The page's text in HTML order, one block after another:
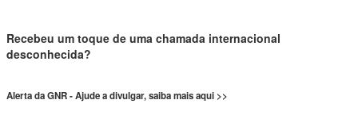
Recebeu um toque de uma chamada internacional
desconhecida?
Alerta da GNR - Ajude a divulgar, saiba mais aqui >>